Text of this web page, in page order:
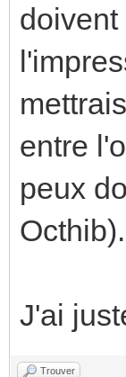
entre
peux
Octhib).
J'ai
Trouver